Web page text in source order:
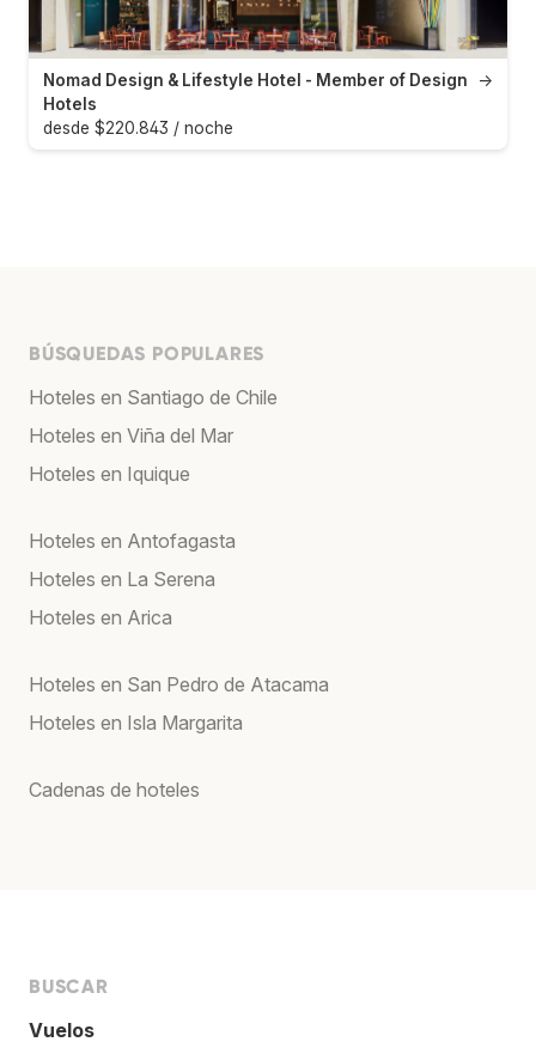
→
Nomad Design & Lifestyle Hotel - Member of Design
Hotels
desde $220.843 / noche
BÚSQUEDAS POPULARES
Hoteles en Santiago de Chile
Hoteles en Viña del Mar
Hoteles en Iquique
Hoteles en Antofagasta
Hoteles en La Serena
Hoteles en Arica
Hoteles en San Pedro de Atacama
Hoteles en Isla Margarita
Cadenas de hoteles
BUSCAR
Vuelos